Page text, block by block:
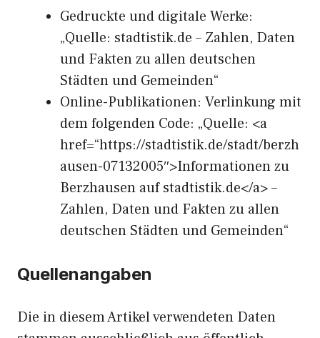
Gedruckte und digitale Werke:
„Quelle: stadtistik.de – Zahlen, Daten
und Fakten zu allen deutschen
Städten und Gemeinden“
Online-Publikationen: Verlinkung mit
dem folgenden Code: „Quelle: <a
href=“https://stadtistik.de/stadt/berzh
ausen-07132005″>Informationen zu
Berzhausen auf stadtistik.de</a> –
Zahlen, Daten und Fakten zu allen
deutschen Städten und Gemeinden“
Quellenangaben
Die in diesem Artikel verwendeten Daten